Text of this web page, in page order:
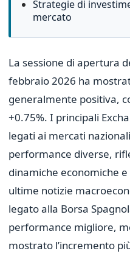
Strategie di
mercato
La sessione di apertura
febbraio 2026 ha
generalmente positiva,
+0.75%. I principali
legati ai mercati
performance diverse,
dinamiche economiche
ultime notizie
legato alla Borsa
performance migliore,
mostrato l’incremento